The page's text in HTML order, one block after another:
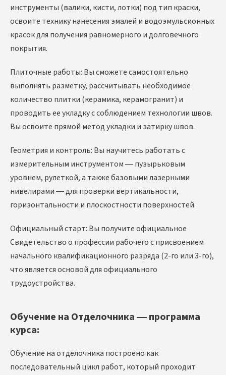
инструменты (валики, кисти, лотки) под тип краски,
освоите технику нанесения эмалей и водоэмульсионных
красок для получения равномерного и долговечного
покрытия.
Плиточные работы: Вы сможете самостоятельно
выполнять разметку, рассчитывать необходимое
количество плитки (керамика, керамогранит) и
проводить ее укладку с соблюдением технологии швов.
Вы освоите прямой метод укладки и затирку швов.
Геометрия и контроль: Вы научитесь работать с
измерительным инструментом — пузырьковым
уровнем, рулеткой, а также базовыми лазерными
нивелирами — для проверки вертикальности,
горизонтальности и плоскостности поверхностей.
Официальный старт: Вы получите официальное
Свидетельство о профессии рабочего с присвоением
начального квалификационного разряда (2-го или 3-го),
что является основой для официального
трудоустройства.
Обучение на Отделочника — программа
курса:
Обучение на отделочника построено как
последовательный цикл работ, который проходит